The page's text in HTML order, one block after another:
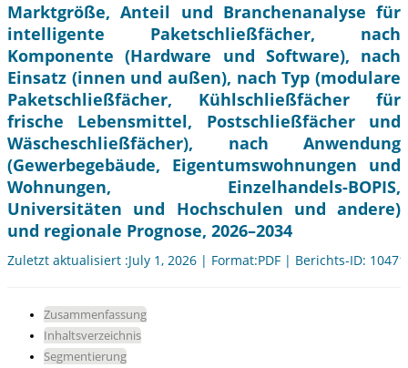
Marktgröße, Anteil und Branchenanalyse für
intelligente Paketschließfächer, nach
Komponente (Hardware und Software), nach
Einsatz (innen und außen), nach Typ (modulare
Paketschließfächer, Kühlschließfächer für
frische Lebensmittel, Postschließfächer und
Wäscheschließfächer), nach Anwendung
(Gewerbegebäude, Eigentumswohnungen und
Wohnungen, Einzelhandels-BOPIS,
Universitäten und Hochschulen und andere)
und regionale Prognose, 2026–2034
Zuletzt aktualisiert :July 1, 2026 | Format:PDF | Berichts-ID:
Zusammenfassung
Inhaltsverzeichnis
Segmentierung